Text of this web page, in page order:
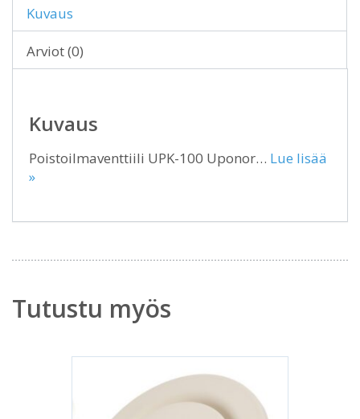
Kuvaus
Arviot (0)
Kuvaus
Poistoilmaventtiili UPK-100 Uponor… Lue lisää
»
Tutustu myös